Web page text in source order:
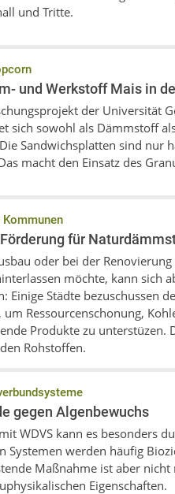
und Tritte.
und Werkstoff Mais in
der Universität
sich sowohl als Dämmstoff
Sandwichsplatten sind nur
macht den Einsatz des
für
oder bei der
möchte, kann sich
Einige Städte bezuschussen
um Ressourcenschonung,
Produkte zu unterstüzen.
Rohstoffen.
gegen Algenbewuchs
WDVS kann es besonders
Systemen werden häufig
Maßnahme ist aber
Eigenschaften.